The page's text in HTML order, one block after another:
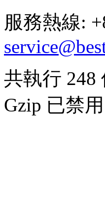
服務熱線:
共執行 248
Gzip 已禁